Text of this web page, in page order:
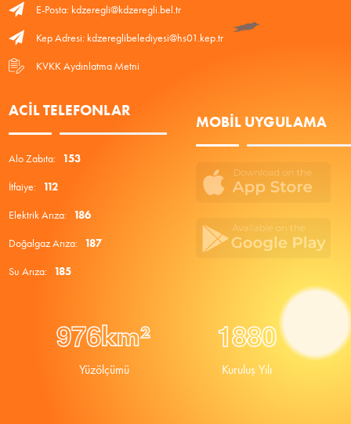
E-Posta: kdzeregli@kdzeregli.bel.tr
Kep Adresi: kdzereglibelediyesi@hs01.kep.tr
KVKK Aydınlatma Metni
ACIL TELEFONLAR
Alo Zabıta: 153
İtfaiye: 112
Elektrik Arıza: 186
Doğalgaz Arıza: 187
Su Arıza: 185
MOBIL UYGULAMA
976km²
Yüzölçümü
1880
Kuruluş Yılı